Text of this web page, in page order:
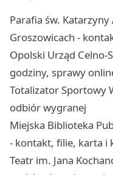
Parafia św.
Groszowicach -
Opolski Urząd
godziny, sprawy
Totalizator Sportowy
odbiór wygranej
Miejska Biblioteka
- kontakt, filie, karta i
Teatr im. Jana